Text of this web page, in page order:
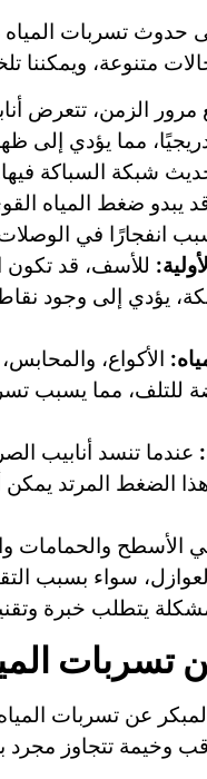
حدوث تسربات
متنوعة، ويمكننا
مرور الزمن، تتعرض
مما يؤدي
شبكة السباكة
يبدو ضغط المياه
انفجارًا في الوصلات
للأسف، قد تكون
يؤدي إلى وجود
الأكواع،
للتلف، مما يسبب
عندما تنسد أنابيب
الضغط المرتد
الأسطح والحمامات
سواء بسبب
يتطلب خبرة
تسربات
عن تسربات
وخيمة تتجاوز